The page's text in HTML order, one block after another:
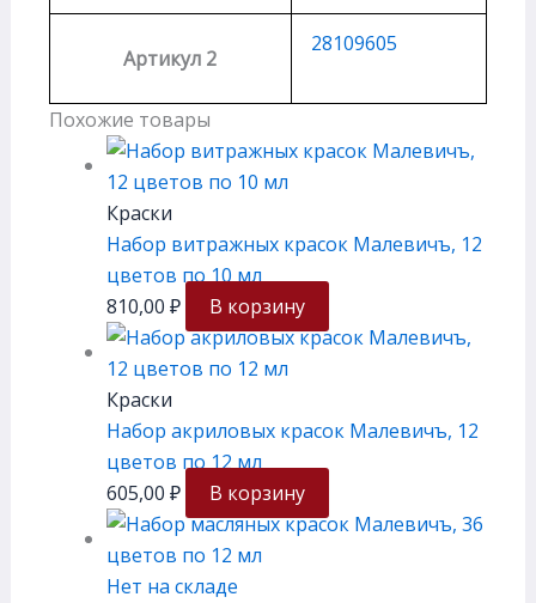
Артикул 2
28109605
Похожие товары
Краски
Набор витражных красок Малевичъ, 12
цветов по 10 мл
810,00 ₽ В корзину
Краски
Набор акриловых красок Малевичъ, 12
цветов по 12 мл
605,00 ₽ В корзину
Нет на складе